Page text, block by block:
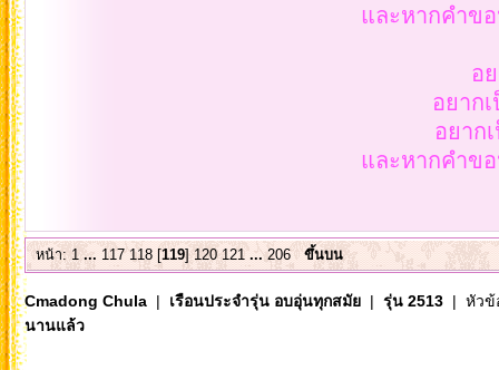
และหากคำข
อ
อยาก
อยาก
และหากคำข
หน้า:1 ... 117 118[119]120 121 ...206 ขึ้นบน
Cmadong Chula| เรือนประจำรุ่น อบอุ่นทุกสมัย| รุ่น 2513| หัวข้
นานแล้ว